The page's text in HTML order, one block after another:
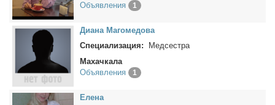
Объявления
1
Ди­а­на Ма­го­ме­до­ва
Специализация: Медсестра
Махачкала
Объявления
1
Еле­на